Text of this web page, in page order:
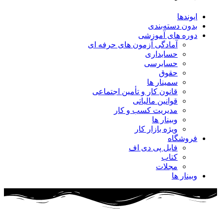
ایوندها
بدون دسته‌بندی
دوره های آموزشی
آمادگی آزمون های حرفه ای
حسابداری
حسابرسی
حقوق
سمینار ها
قانون کار و تأمین اجتماعی
قوانین مالیاتی
مدیریت کسب و کار
وبینار ها
ویژه بازار کار
فروشگاه
فایل پی دی اف
کتاب
مجلات
وبینار ها